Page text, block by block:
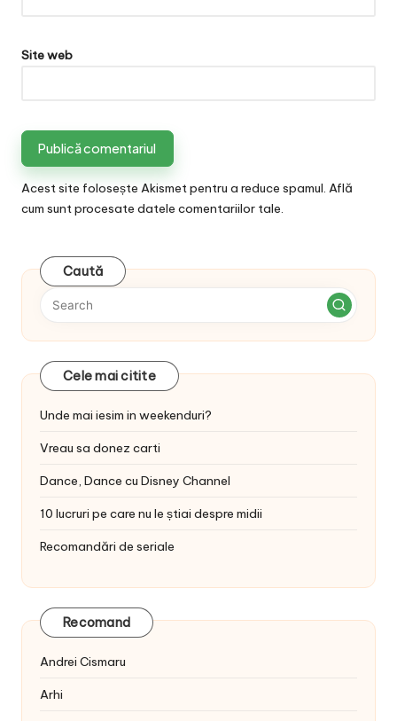
Site web
Acest site folosește Akismet pentru a reduce spamul. Află
cum sunt procesate datele comentariilor tale.
Caută
Cele mai citite
Unde mai iesim in weekenduri?
Vreau sa donez carti
Dance, Dance cu Disney Channel
10 lucruri pe care nu le știai despre midii
Recomandări de seriale
Recomand
Andrei Cismaru
Arhi